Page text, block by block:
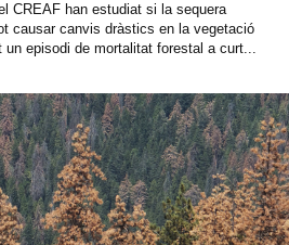
CREAF han estudiat si la sequera
causar canvis dràstics en la vegetació
episodi de mortalitat forestal a curt...